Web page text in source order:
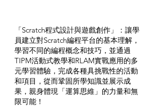
「Scratch程式設計與遊戲創作」：讓學
員建立對Scratch編程平台的基本理解，
學習不同的編程概念和技巧，並通過
TIPM活動式教學和RLAM實戰應用的多
元學習體驗，完成各種具挑戰性的活動
和項目，從而鞏固所學知識並展示成
果，親身體現「運算思維」的力量和無
限可能！